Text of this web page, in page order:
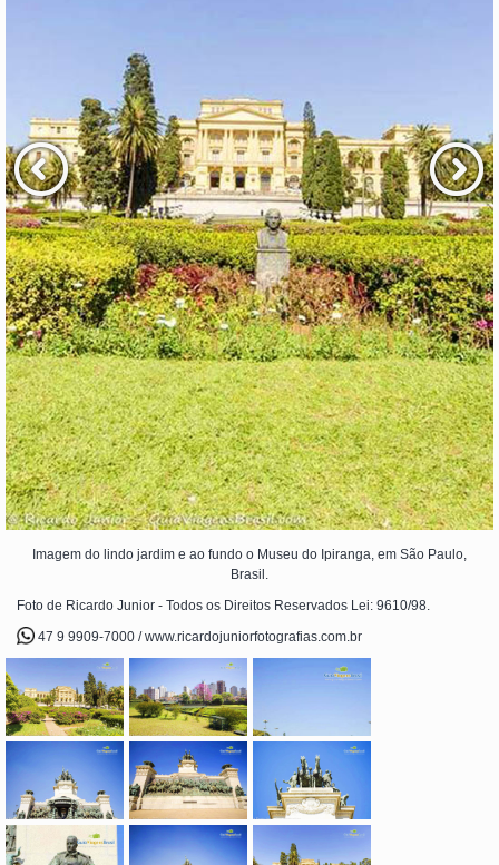
Imagem do lindo jardim e ao fundo o Museu do Ipiranga, em São Paulo,
Brasil.
Foto de Ricardo Junior - Todos os Direitos Reservados Lei: 9610/98.
47 9 9909-7000 / www.ricardojuniorfotografias.com.br